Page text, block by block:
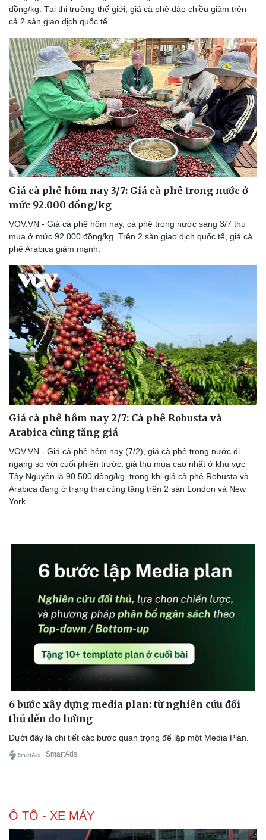
Doanh nghiệp
Thông tin doanh nghiệp
Doanh nghiệp 24h
Doanh nhân
Vì cộng đồng
Công nghệ
Sành điệu
Tin Công nghệ
Trải nghiệm
Chuyển đổi số
đồng/kg. Tại thị trường thế giới, giá cà phê đảo chiều giảm trên
cả 2 sàn giao dịch quốc tế.
Giá cà phê hôm nay 3/7: Giá cà phê trong nước ở
mức 92.000 đồng/kg
VOV.VN - Giá cà phê hôm nay, cà phê trong nước sáng 3/7 thu
mua ở mức 92.000 đồng/kg. Trên 2 sàn giao dịch quốc tế, giá cà
phê Arabica giảm mạnh.
Giá cà phê hôm nay 2/7: Cà phê Robusta và
Arabica cùng tăng giá
VOV.VN - Giá cà phê hôm nay (7/2), giá cà phê trong nước đi
ngang so với cuối phiên trước, giá thu mua cao nhất ở khu vực
Tây Nguyên là 90.500 đồng/kg, trong khi giá cà phê Robusta và
Arabica đang ở trạng thái cùng tăng trên 2 sàn London và New
York.
6 bước xây dựng media plan: từ nghiên cứu đối
thủ đến đo lường
Dưới đây là chi tiết các bước quan trọng để lập một Media Plan.
| SmartAds
Ô TÔ - XE MÁY